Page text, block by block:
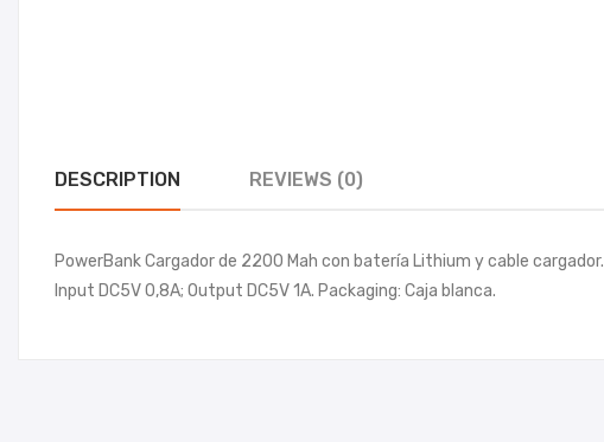
DESCRIPTION REVIEWS (0)
PowerBank Cargador de 2200 Mah con batería Lithium y cable cargador.
Input DC5V 0,8A; Output DC5V 1A. Packaging: Caja blanca.